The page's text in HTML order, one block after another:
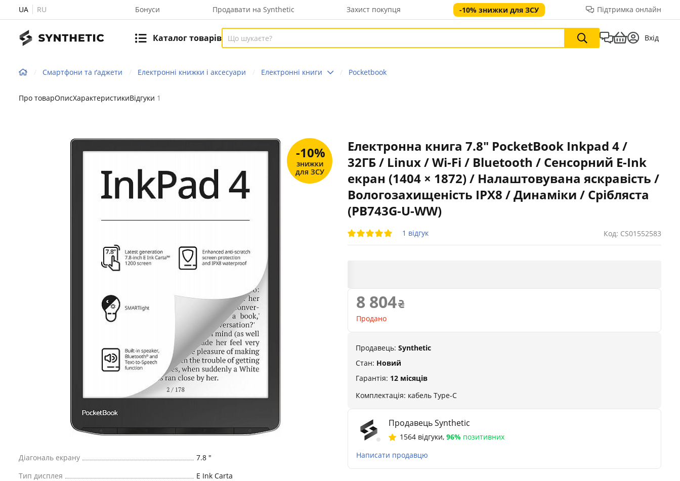
UA RU Бонуси Продавати на Synthetic Захист покупця -10% знижки для ЗСУ Підтримка онлайн
Каталог товарів Вхід
Смартфони та ґаджети Електронні книжки і аксесуари Електронні книги Pocketbook
Про товарОписХарактеристикиВідгуки 1
Електронна книга 7.8" PocketBook Inkpad 4 /
32ГБ / Linux / Wi-Fi / Bluetooth / Сенсорний E-Ink
екран (1404 × 1872) / Налаштовувана яскравість /
Вологозахищеність IPX8 / Динаміки / Срібляста
(PB743G-U-WW)
1 відгук Код: CS01552583
-10%
знижки
для ЗСУ
Діагональ екрану
7.8 "
Тип дисплея
E Ink Carta
8 804
Продано
Продавець: Synthetic
Стан: Новий
Гарантія: 12 місяців
Комплектація: кабель Type-С
Продавець Synthetic
1564 відгуки, 96% позитивних
Написати продавцю